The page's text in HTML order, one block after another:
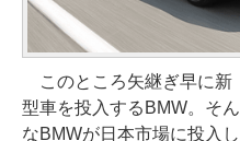
このところ矢継ぎ早に新
型車を投入するBMW。そん
なBMWが日本市場に投入し